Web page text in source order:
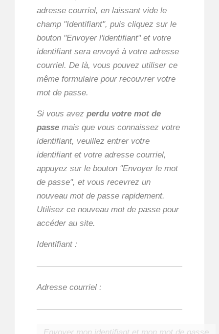
adresse courriel, en laissant vide le
champ "Identifiant", puis cliquez sur le
bouton "Envoyer l'identifiant" et votre
identifiant sera envoyé à votre adresse
courriel. De là, vous pouvez utiliser ce
même formulaire pour recouvrer votre
mot de passe.
Si vous avez perdu votre mot de
passe mais que vous connaissez votre
identifiant, veuillez entrer votre
identifiant et votre adresse courriel,
appuyez sur le bouton "Envoyer le mot
de passe", et vous recevrez un
nouveau mot de passe rapidement.
Utilisez ce nouveau mot de passe pour
accéder au site.
Identifiant :
Adresse courriel :